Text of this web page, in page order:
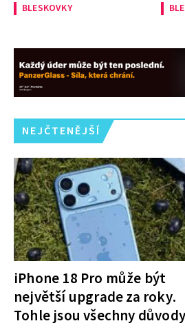
BLESKOVKY
NEJČTENĚJŠÍ
iPhone 18 Pro může být
největší upgrade za roky.
Tohle jsou všechny důvody